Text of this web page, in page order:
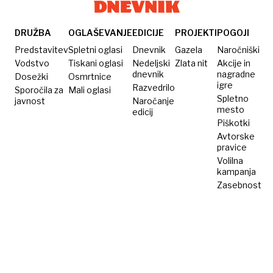
gledališča
DRUŽBA
Predstavitev
Vodstvo
Dosežki
Sporočila za
javnost
OGLAŠEVANJE
Spletni oglasi
Tiskani oglasi
Osmrtnice
Mali oglasi
EDICIJE
Dnevnik
Nedeljski
dnevnik
Razvedrilo
Naročanje
edicij
PROJEKTI
Gazela
Zlata nit
POGOJI
Naročniški
Akcije in
nagradne
igre
Spletno
mesto
Piškotki
Avtorske
pravice
Volilna
kampanja
Zasebnost